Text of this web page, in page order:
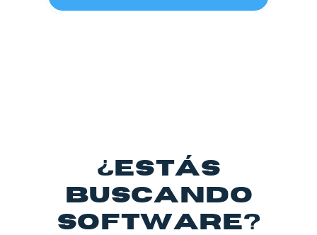
¿Estás
buscando
software?